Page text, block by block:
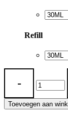
Refill
LA
Toevoegen aan